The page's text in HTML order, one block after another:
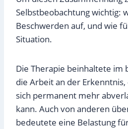
Selbstbeobachtung wichtig:
Beschwerden auf, und wie
Situation.
Die Therapie beinhaltete im
die Arbeit an der
sich permanent mehr
kann. Auch von anderen
bedeutete eine Belastung